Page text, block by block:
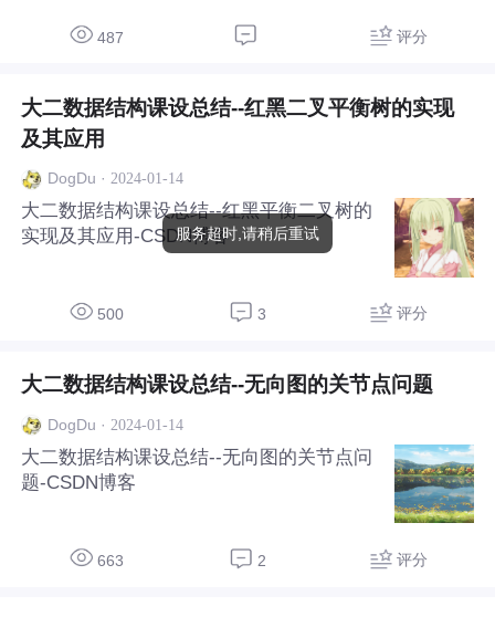
487 评分
大二数据结构课设总结--红黑二叉平衡树的实现
及其应用
DogDu · 2024-01-14
大二数据结构课设总结--红黑平衡二叉树的
实现及其应用-CSDN博客
500 3 评分
大二数据结构课设总结--无向图的关节点问题
DogDu · 2024-01-14
大二数据结构课设总结--无向图的关节点问
题-CSDN博客
663 2 评分
服务超时,请稍后重试